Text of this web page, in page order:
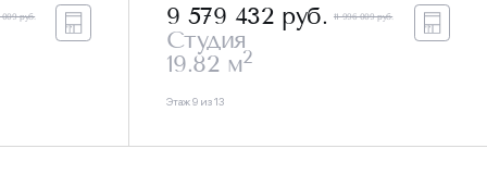
009 руб. 9 579 432 руб. 11 996 009 руб.
Студия
19.82 м2
Этаж 9 из 13